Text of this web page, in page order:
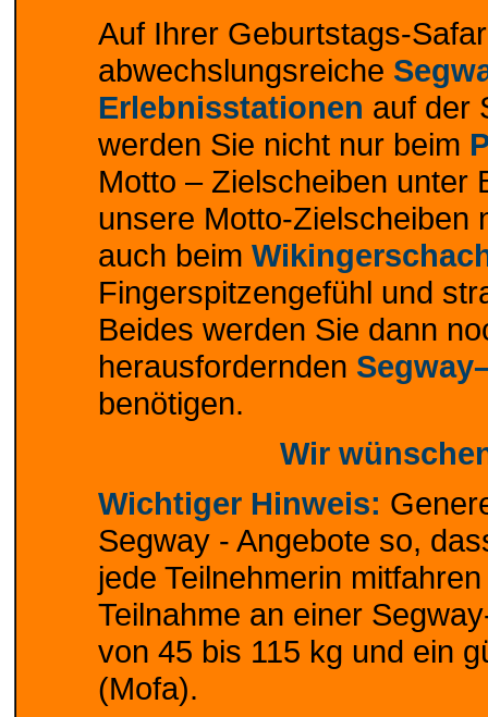
Auf Ihrer Geburtstags-
abwechslungsreiche
Erlebnisstationen auf der
werden Sie nicht nur beim
Motto – Zielscheiben unter
unsere Motto-
auch beim
Fingerspitzengefühl und
Beides werden Sie dann
herausfordernden
benötigen.
Wir
Wichtiger Hinweis:
Segway - Angebote so,
jede Teilnehmerin
Teilnahme an einer
von 45 bis 115 kg und ein
(Mofa).